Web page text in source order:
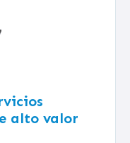
alto valor